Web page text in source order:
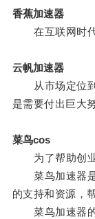
香蕉加速器
在互联网时代
云帆加速器
从市场定位到
是需要付出巨大
菜鸟cos
为了帮助创业
菜鸟加速器是
的支持和资源，
菜鸟加速器的